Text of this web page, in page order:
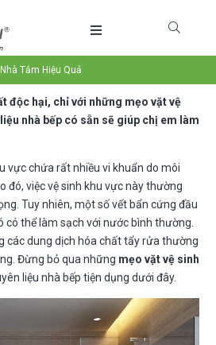
Tắm Hiệu Quả
độc hại, chỉ với những mẹo vặt vệ
nhà bếp có sẵn sẽ giúp chị em làm
vực chứa rất nhiều vi khuẩn do môi
đó, việc vệ sinh khu vực này thường
Tuy nhiên, một số vết bẩn cứng đầu
có thể làm sạch với nước bình thường.
các dung dịch hóa chất tẩy rửa thường
Đừng bỏ qua những mẹo vặt vệ sinh
liệu nhà bếp tiện dụng dưới đây.